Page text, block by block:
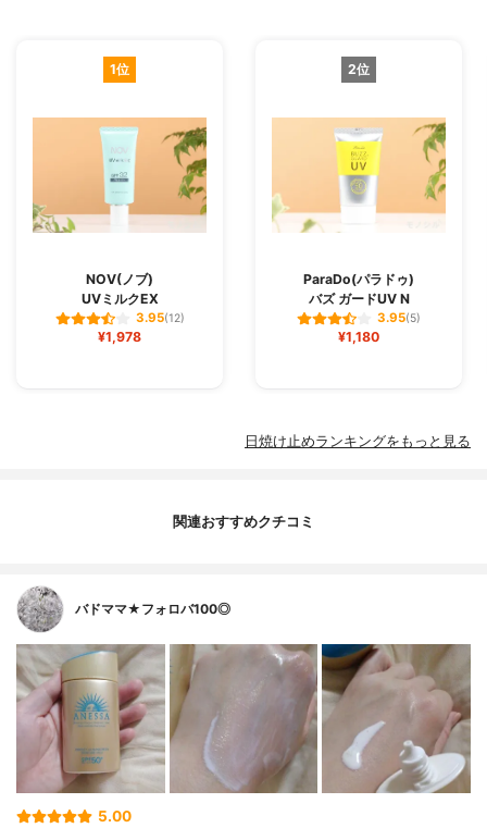
1位
NOV(ノブ)
UVミルクEX
3.95(12)
¥1,978
2位
ParaDo(パラドゥ)
バズ ガードUV N
3.95(5)
¥1,180
日焼け止めランキングをもっと見る
関連おすすめクチコミ
バドママ★フォロバ100◎
5.00